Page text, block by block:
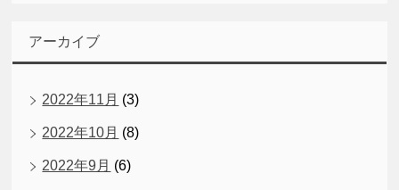
アーカイブ
2022年11月 (3)
2022年10月 (8)
2022年9月 (6)